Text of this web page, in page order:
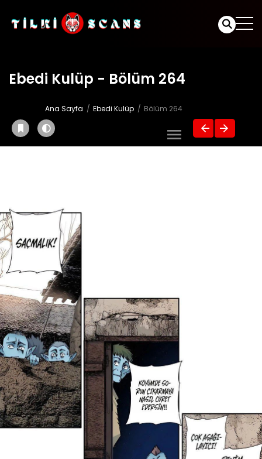
Ebedi Kulüp - Bölüm 264
Ana Sayfa Ebedi Kulüp Bölüm 264